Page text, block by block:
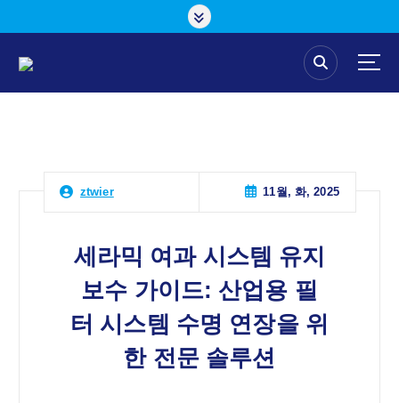
ztwier 11월, 화, 2025
세라믹 여과 시스템 유지
보수 가이드: 산업용 필
터 시스템 수명 연장을 위
한 전문 솔루션